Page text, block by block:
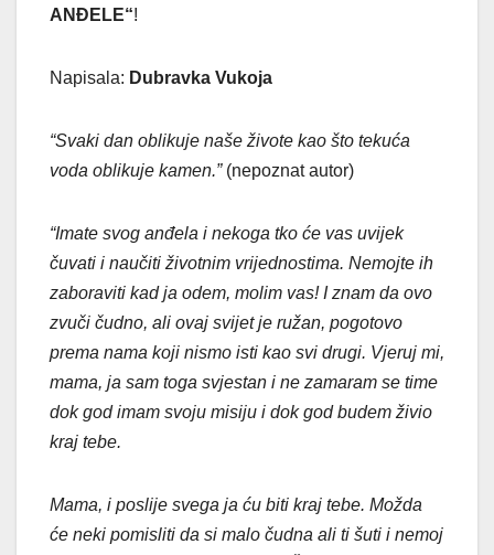
ANĐELE“!
Napisala: Dubravka Vukoja
“Svaki dan oblikuje naše živote kao što tekuća
voda oblikuje kamen.”(nepoznat autor)
“Imate svog anđela i nekoga tko će vas uvijek
čuvati i naučiti životnim vrijednostima. Nemojte ih
zaboraviti kad ja odem, molim vas! I znam da ovo
zvuči čudno, ali ovaj svijet je ružan, pogotovo
prema nama koji nismo isti kao svi drugi. Vjeruj mi,
mama, ja sam toga svjestan i ne zamaram se time
dok god imam svoju misiju i dok god budem živio
kraj tebe.
Mama, i poslije svega ja ću biti kraj tebe. Možda
će neki pomisliti da si malo čudna ali ti šuti i nemoj